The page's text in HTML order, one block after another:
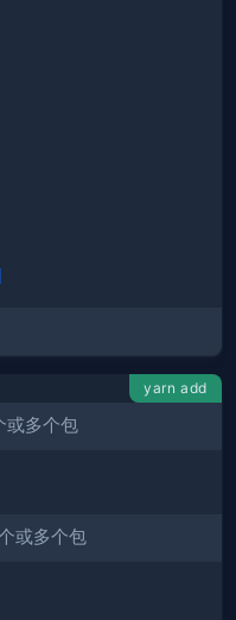
yarn add
或多个包
或多个包